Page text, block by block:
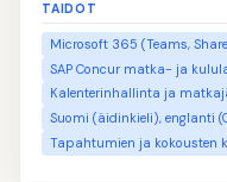
TAIDOT
Microsoft 365 (Teams,
SAP Concur matka- ja
Kalenterinhallinta ja
Suomi (äidinkieli), englanti
Tapahtumien ja kokousten